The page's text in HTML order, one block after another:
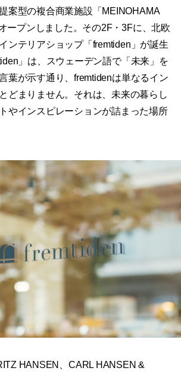
案型の複合商業施設「MEINOHAMA
ープンしました。その2F・3Fに、北欧
ンテリアショップ「fremtiden」が誕生
」は、スウェーデン語で「未来」を
葉が示す通り、fremtidenは単なるイン
どまりません。それは、未来の暮らし
やインスピレーションが詰まった場所
HANSEN、CARL HANSEN &